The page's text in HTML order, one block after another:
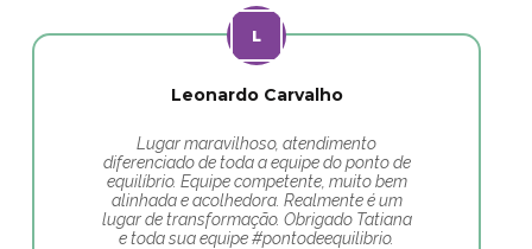
Leonardo Carvalho
Lugar maravilhoso, atendimento
diferenciado de toda a equipe do ponto de
equilíbrio. Equipe competente, muito bem
alinhada e acolhedora. Realmente é um
lugar de transformação. Obrigado Tatiana
e toda sua equipe #pontodeequilibrio.